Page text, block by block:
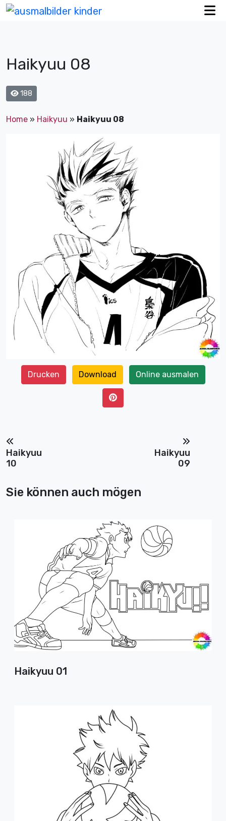
Haikyuu 08
188
Home » Haikyuu » Haikyuu 08
Drucken Download Online ausmalen
Haikyuu
10
Haikyuu
09
Sie können auch mögen
Haikyuu 01